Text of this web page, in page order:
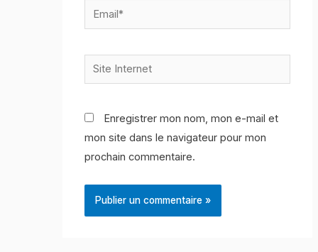
Email*
Site
Internet
Enregistrer mon nom, mon e-mail et
mon site dans le navigateur pour mon
prochain commentaire.